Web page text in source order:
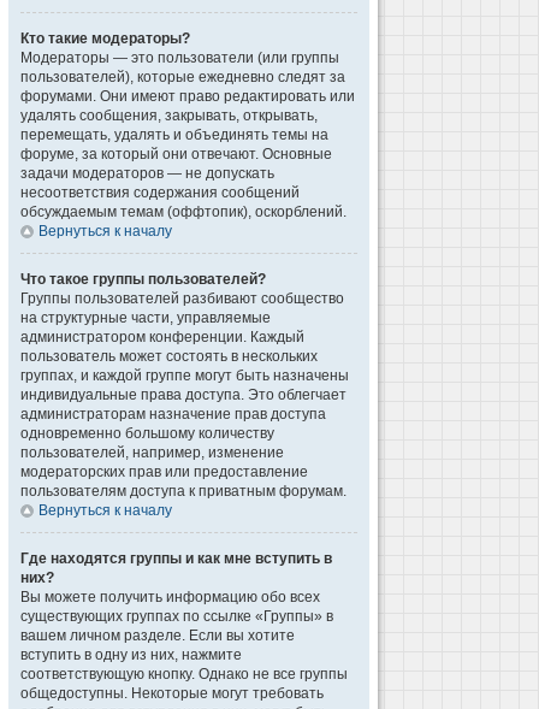
Кто такие модераторы?
Модераторы — это пользователи (или группы
пользователей), которые ежедневно следят за
форумами. Они имеют право редактировать или
удалять сообщения, закрывать, открывать,
перемещать, удалять и объединять темы на
форуме, за который они отвечают. Основные
задачи модераторов — не допускать
несоответствия содержания сообщений
обсуждаемым темам (оффтопик), оскорблений.
Вернуться к началу
Что такое группы пользователей?
Группы пользователей разбивают сообщество
на структурные части, управляемые
администратором конференции. Каждый
пользователь может состоять в нескольких
группах, и каждой группе могут быть назначены
индивидуальные права доступа. Это облегчает
администраторам назначение прав доступа
одновременно большому количеству
пользователей, например, изменение
модераторских прав или предоставление
пользователям доступа к приватным форумам.
Вернуться к началу
Где находятся группы и как мне вступить в
них?
Вы можете получить информацию обо всех
существующих группах по ссылке «Группы» в
вашем личном разделе. Если вы хотите
вступить в одну из них, нажмите
соответствующую кнопку. Однако не все группы
общедоступны. Некоторые могут требовать